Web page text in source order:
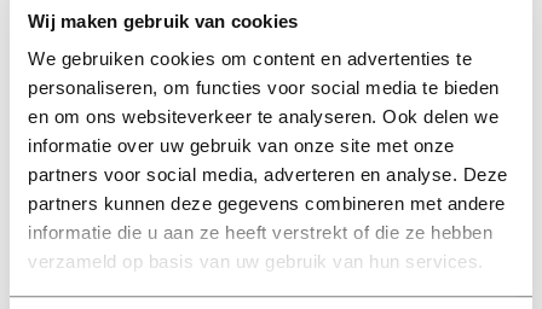
Wij maken gebruik van cookies
We gebruiken cookies om content en advertenties te
personaliseren, om functies voor social media te bieden
en om ons websiteverkeer te analyseren. Ook delen we
informatie over uw gebruik van onze site met onze
partners voor social media, adverteren en analyse. Deze
partners kunnen deze gegevens combineren met andere
informatie die u aan ze heeft verstrekt of die ze hebben
verzameld op basis van uw gebruik van hun services.
moment, vervolg ik onverstoorbaar, zie ik iemand een
biertje strepen richting de dj-booth. Ik verhaal halen.
Man draait zich om. Is het precies die ork uit Lord of the
Rings die naar Harvey Weinstein gemodelleerd is. Nou
ja Harvey, misselijk type, haalt ineens vol uit naar mijn
gezicht. Waarop mijn bril pardoes van mijn gezicht
vliegt.